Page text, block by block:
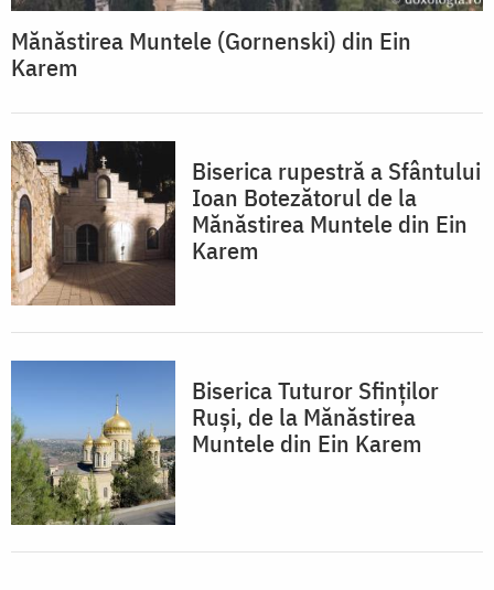
Mănăstirea Muntele (Gornenski) din Ein
Karem
Biserica rupestră a Sfântului
Ioan Botezătorul de la
Mănăstirea Muntele din Ein
Karem
Biserica Tuturor Sfinţilor
Ruşi, de la Mănăstirea
Muntele din Ein Karem